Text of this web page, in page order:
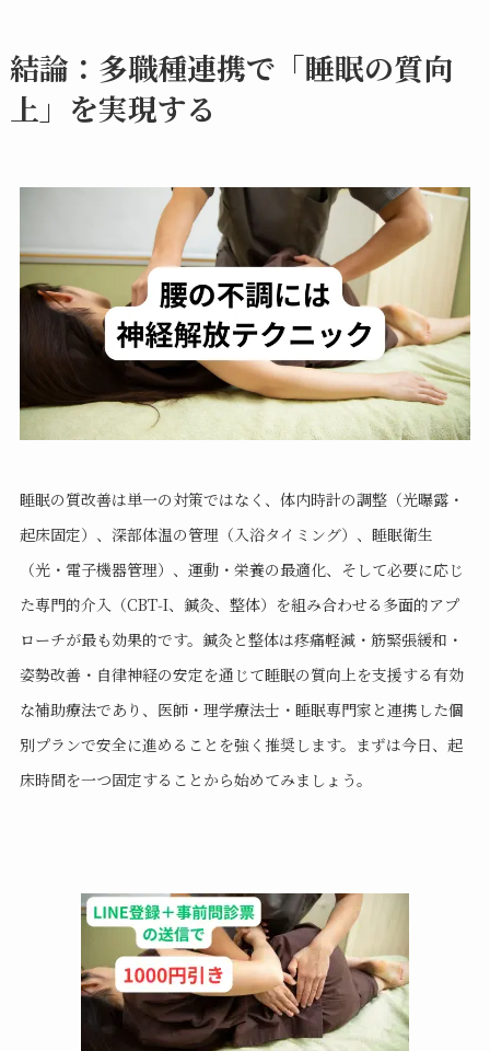
結論：多職種連携で「睡眠の質向
上」を実現する
睡眠の質改善は単一の対策ではなく、体内時計の調整（光曝露・
起床固定）、深部体温の管理（入浴タイミング）、睡眠衛生
（光・電子機器管理）、運動・栄養の最適化、そして必要に応じ
た専門的介入（CBT‑I、鍼灸、整体）を組み合わせる多面的アプ
ローチが最も効果的です。鍼灸と整体は疼痛軽減・筋緊張緩和・
姿勢改善・自律神経の安定を通じて睡眠の質向上を支援する有効
な補助療法であり、医師・理学療法士・睡眠専門家と連携した個
別プランで安全に進めることを強く推奨します。まずは今日、起
床時間を一つ固定することから始めてみましょう。